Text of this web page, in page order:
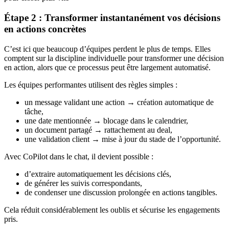
Étape 2 : Transformer instantanément vos décisions
en actions concrètes
C’est ici que beaucoup d’équipes perdent le plus de temps. Elles
comptent sur la discipline individuelle pour transformer une décision
en action, alors que ce processus peut être largement automatisé.
Les équipes performantes utilisent des règles simples :
un message validant une action → création automatique de
tâche,
une date mentionnée → blocage dans le calendrier,
un document partagé → rattachement au deal,
une validation client → mise à jour du stade de l’opportunité.
Avec CoPilot dans le chat, il devient possible :
d’extraire automatiquement les décisions clés,
de générer les suivis correspondants,
de condenser une discussion prolongée en actions tangibles.
Cela réduit considérablement les oublis et sécurise les engagements
pris.